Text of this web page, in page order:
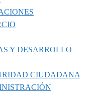
Y DESARROLLO
CIUDADANA